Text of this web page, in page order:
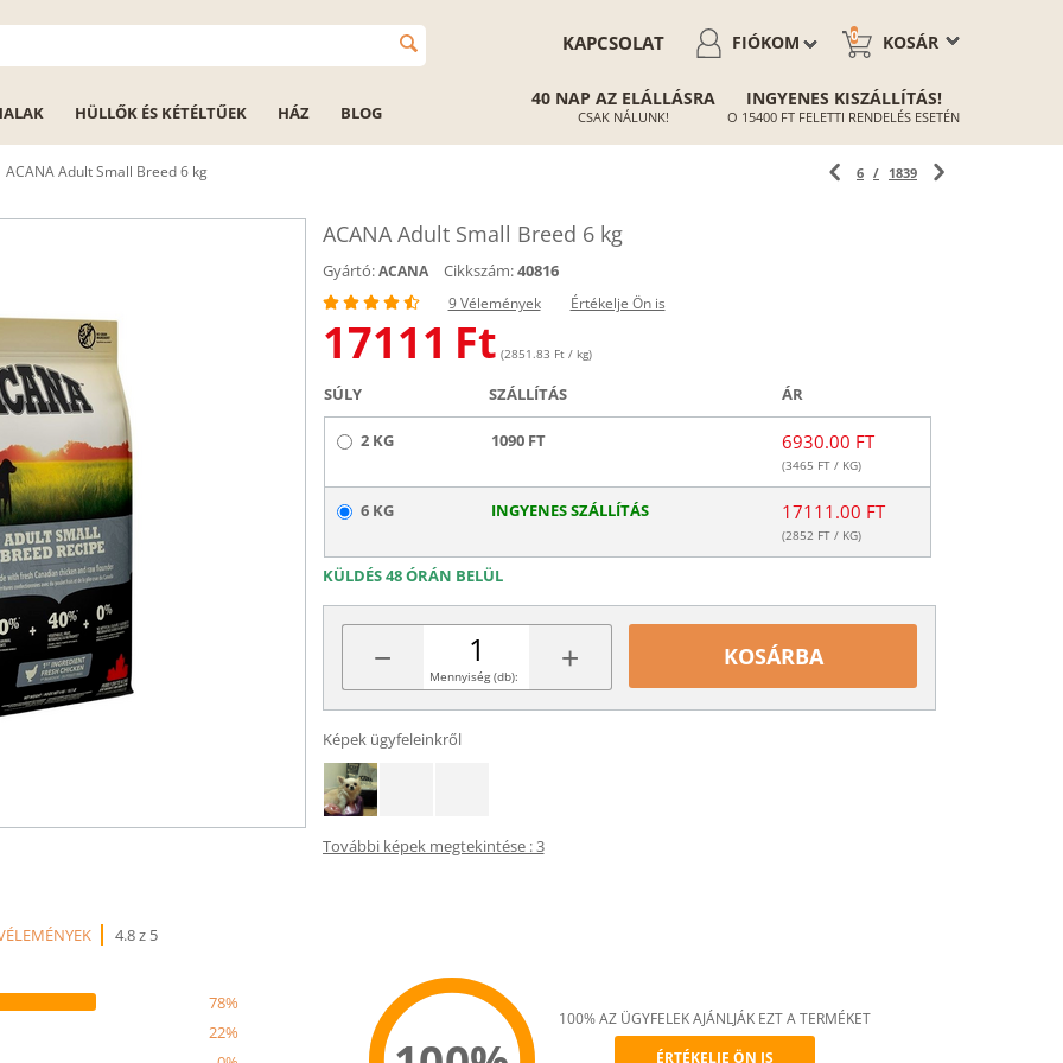
KOSÁR
0
FIÓKOM
KAPCSOLAT
HÜLLŐK ÉS KÉTÉLTŰEK HÁZ BLOG
40 NAP AZ ELÁLLÁSRA
CSAK NÁLUNK!
INGYENES KISZÁLLÍTÁS!
O 15400 FT FELETTI RENDELÉS ESETÉN
ACANA Adult Small Breed 6 kg 6 / 1839
ACANA Adult Small Breed 6 kg
Gyártó: ACANA Cikkszám:40816
9 Vélemények Értékelje Ön is
17111 Ft (2851.83 Ft / kg)
SÚLY SZÁLLÍTÁS ÁR
2 KG 1090 FT 6930.00 FT
(3465 FT / KG)
6 KG INGYENES SZÁLLÍTÁS 17111.00 FT
(2852 FT / KG)
KÜLDÉS 48 ÓRÁN BELÜL
− +
Mennyiség (db):
KOSÁRBA
Képek ügyfeleinkről
További képek megtekintése : 3
4.8 z 5
78%
22%
100% AZ ÜGYFELEK AJÁNLJÁK EZT A TERMÉKET
ÉRTÉKELJE ÖN IS